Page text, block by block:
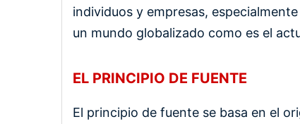
individuos y empresas, especialmente
un mundo globalizado como es el
EL PRINCIPIO DE FUENTE
El principio de fuente se basa en el